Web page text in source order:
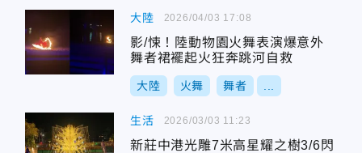
大陸
影/悚！陸動物園火舞表演爆意外
舞者裙襬起火狂奔跳河自救
大陸 火舞 舞者
2026/04/03 17:08
生活
新莊中港光雕7米高星耀之樹3/6閃
2026/03/03 11:23